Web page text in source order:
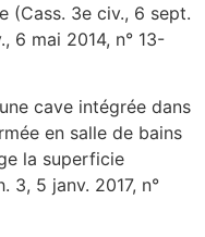
(Cass. 3e civ., 6 sept.
6 mai 2014, n° 13-
cave intégrée dans
en salle de bains
la superficie
3, 5 janv. 2017, n°